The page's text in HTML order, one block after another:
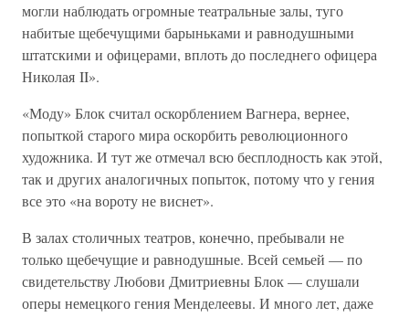
могли наблюдать огромные театральные залы, туго
набитые щебечущими барыньками и равнодушными
штатскими и офицерами, вплоть до последнего офицера
Николая II».
«Моду» Блок считал оскорблением Вагнера, вернее,
попыткой старого мира оскорбить революционного
художника. И тут же отмечал всю бесплодность как этой,
так и других аналогичных попыток, потому что у гения
все это «на вороту не виснет».
В залах столичных театров, конечно, пребывали не
только щебечущие и равнодушные. Всей семьей — по
свидетельству Любови Дмитриевны Блок — слушали
оперы немецкого гения Менделеевы. И много лет, даже